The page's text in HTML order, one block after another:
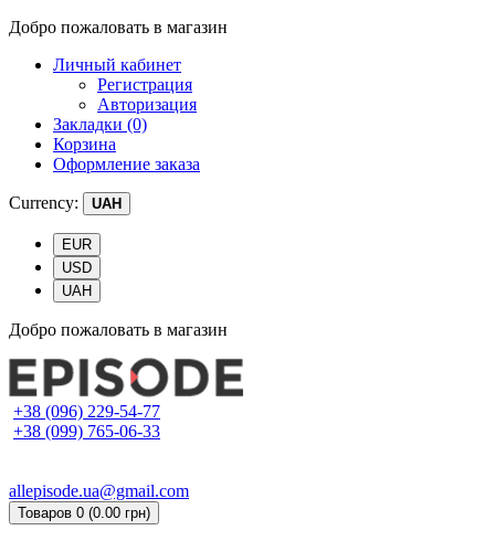
Добро пожаловать в магазин
Личный кабинет
Регистрация
Авторизация
Закладки (0)
Корзина
Оформление заказа
Currency: UAH
EUR
USD
UAH
Добро пожаловать в магазин
+38 (096) 229-54-77
+38 (099) 765-06-33
allepisode.ua@gmail.com
Товаров 0 (0.00 грн)